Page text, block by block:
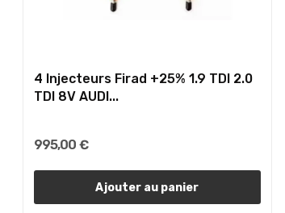
4 Injecteurs Firad +25% 1.9 TDI 2.0
TDI 8V AUDI...
995,00 €
Ajouter au panier